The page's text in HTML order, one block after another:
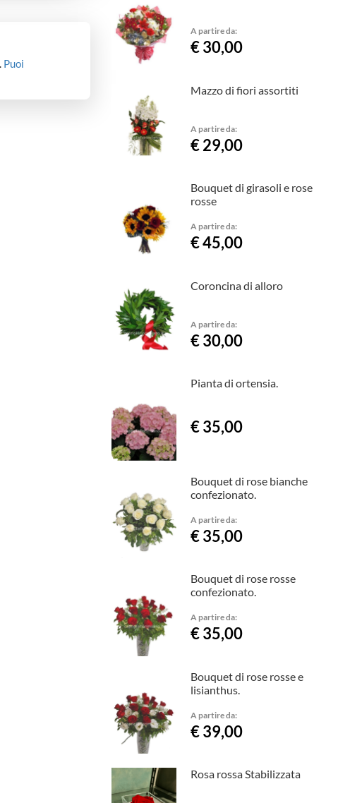
Puoi
A partire da:
€ 30,00
Mazzo di fiori assortiti
A partire da:
€ 29,00
Bouquet di girasoli e rose
rosse
A partire da:
€ 45,00
Coroncina di alloro
A partire da:
€ 30,00
Pianta di ortensia.
€ 35,00
Bouquet di rose bianche
confezionato.
A partire da:
€ 35,00
Bouquet di rose rosse
confezionato.
A partire da:
€ 35,00
Bouquet di rose rosse e
lisianthus.
A partire da:
€ 39,00
Rosa rossa Stabilizzata